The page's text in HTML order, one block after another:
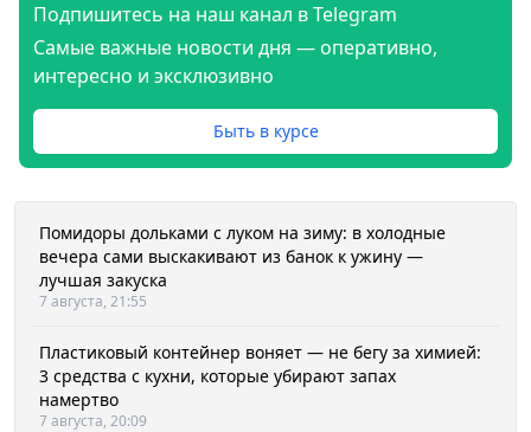
Подпишитесь на наш канал в Telegram
Самые важные новости дня — оперативно,
интересно и эксклюзивно
Быть в курсе
Помидоры дольками с луком на зиму: в холодные
вечера сами выскакивают из банок к ужину —
лучшая закуска
7 августа, 21:55
Пластиковый контейнер воняет — не бегу за химией:
3 средства с кухни, которые убирают запах
намертво
7 августа, 20:09